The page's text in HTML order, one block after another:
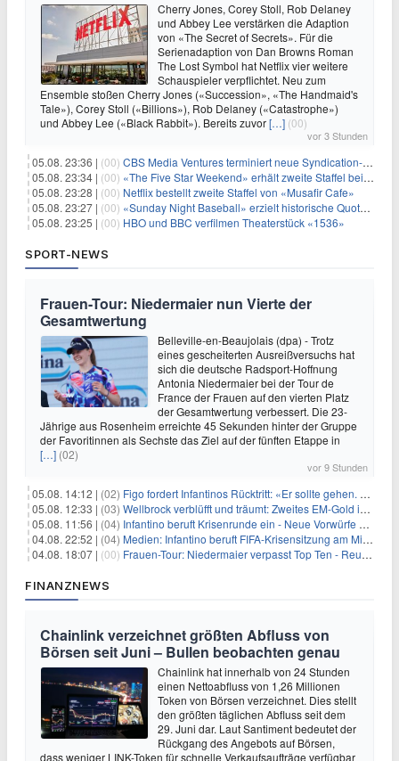
Cherry Jones, Corey Stoll, Rob Delaney
und Abbey Lee verstärken die Adaption
von «The Secret of Secrets». Für die
Serienadaption von Dan Browns Roman
The Lost Symbol hat Netflix vier weitere
Schauspieler verpflichtet. Neu zum
Ensemble stoßen Cherry Jones («Succession», «The Handmaid's
Tale»), Corey Stoll («Billions»), Rob Delaney («Catastrophe»)
und Abbey Lee («Black Rabbit»). Bereits zuvor[…] (00)
vor 3 Stunden
05.08. 23:36 | (00) CBS Media Ventures terminiert neue Syndication-Formate
05.08. 23:34 | (00) «The Five Star Weekend» erhält zweite Staffel bei Peacock
05.08. 23:28 | (00) Netflix bestellt zweite Staffel von «Musafir Cafe»
05.08. 23:27 | (00) «Sunday Night Baseball» erzielt historische Quotenserie für NBC
05.08. 23:25 | (00) HBO und BBC verfilmen Theaterstück «1536»
SPORT-NEWS
Frauen-Tour: Niedermaier nun Vierte der
Gesamtwertung
Belleville-en-Beaujolais (dpa) - Trotz
eines gescheiterten Ausreißversuchs hat
sich die deutsche Radsport-Hoffnung
Antonia Niedermaier bei der Tour de
France der Frauen auf den vierten Platz
der Gesamtwertung verbessert. Die 23-
Jährige aus Rosenheim erreichte 45 Sekunden hinter der Gruppe
der Favoritinnen als Sechste das Ziel auf der fünften Etappe in
[…] (02)
vor 9 Stunden
05.08. 14:12 | (02) Figo fordert Infantinos Rücktritt: «Er sollte gehen. Jetzt»
05.08. 12:33 | (03) Wellbrock verblüfft und träumt: Zweites EM-Gold in Paris
05.08. 11:56 | (04) Infantino beruft Krisenrunde ein - Neue Vorwürfe gegen FIFA
04.08. 22:52 | (04) Medien: Infantino beruft FIFA-Krisensitzung am Mittwoch ein
04.08. 18:07 | (00) Frauen-Tour: Niedermaier verpasst Top Ten - Reusser siegt
FINANZNEWS
Chainlink verzeichnet größten Abfluss von
Börsen seit Juni – Bullen beobachten genau
Chainlink hat innerhalb von 24 Stunden
einen Nettoabfluss von 1,26 Millionen
Token von Börsen verzeichnet. Dies stellt
den größten täglichen Abfluss seit dem
29. Juni dar. Laut Santiment bedeutet der
Rückgang des Angebots auf Börsen,
dass weniger LINK-Token für schnelle Verkaufsaufträge verfügbar